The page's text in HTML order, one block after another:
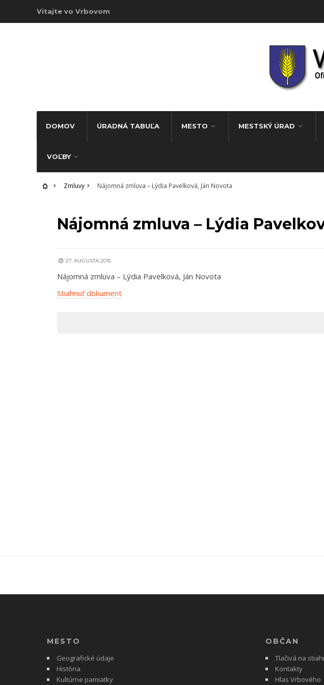
Vitajte vo Vrbovom
DOMOV ÚRADNÁ TABUĽA MESTO MESTSKÝ ÚRAD
VOĽBY
Zmluvy Nájomná zmluva – Lýdia Pavelková, Ján Novota
ZMLUVY
Nájomná zmluva – Lýdia
27. AUGUSTA 2015
Nájomná zmluva – Lýdia Pavelková, Ján Novota
Stiahnuť dokument
MESTO
Geografické údaje
História
Kultúrne pamiatky
OBČAN
Tlačivá na
Kontakty
Hlas Vrbového